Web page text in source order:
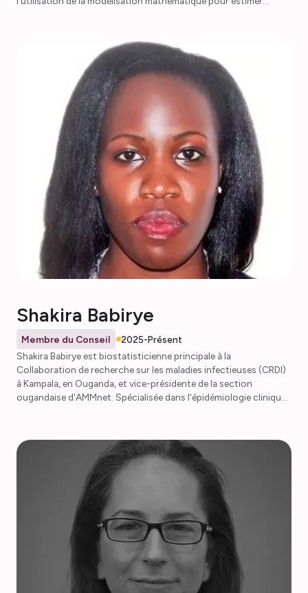
nationaux de lutte contre le paludisme, sur l'application de
méthodes analytiques pour évaluer l'impact des interventions
programmatiques et pour orienter le ciblage des interventions
basé sur les données, et sur l'analyse des performances des
nouveaux TDR antipaludiques en présence de parasites
supprimés par hrp2. Hannah est également membre du comité de
gouvernance de l'AMMNet.
Shakira Babirye
Membre du Conseil
2025-Présent
Shakira Babirye est biostatisticienne principale à la
Collaboration de recherche sur les maladies infectieuses (CRDI)
à Kampala, en Ouganda, et vice-présidente de la section
ougandaise d'AMMnet. Spécialisée dans l'épidémiologie clinique
liées à la santé en stratégies de lutte contre le paludisme
exploitables. Son travail dans le cadre du Programme de
résistance, d'immunologie, de surveillance et de modélisation du
paludisme (PRISM) permet de prendre des décisions fondées sur
des preuves grâce à des outils tels que le tableau de bord de
surveillance du paludisme du Programme de surveillance du
paludisme en Ouganda (UMSP), le suivi de l'incidence et de
l'utilisation de médicaments antipaludiques. Shakira fait avancer
la mission d'AMMNet en animant des ateliers, en encourageant la
collaboration et en encadrant des chercheurs sur le paludisme.
Son expertise en modélisation prédictive, en apprentissage
automatique et en visualisation de données (à l'aide de R,